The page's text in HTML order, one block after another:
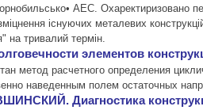
АЕС. Охаректиризовано
iснуючих металевих
на тривалий термiн.
элементов
метод расчетного определения
наведенным полем остаточных
Диагностика